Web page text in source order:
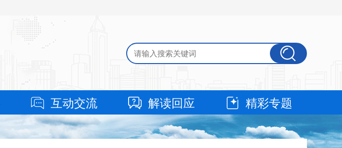
互动交流 解读回应 精彩专题